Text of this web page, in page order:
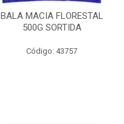
BALA MACIA FLORESTAL
500G SORTIDA
Código: 43757